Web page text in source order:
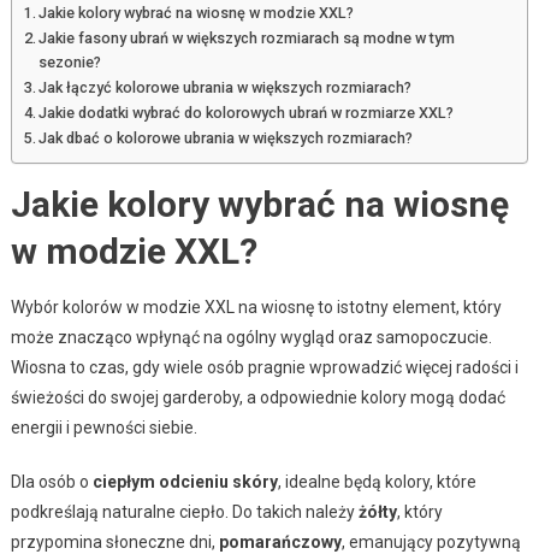
Jakie kolory wybrać na wiosnę w modzie XXL?
Jakie fasony ubrań w większych rozmiarach są modne w tym
sezonie?
Jak łączyć kolorowe ubrania w większych rozmiarach?
Jakie dodatki wybrać do kolorowych ubrań w rozmiarze XXL?
Jak dbać o kolorowe ubrania w większych rozmiarach?
Jakie kolory wybrać na wiosnę
w modzie XXL?
Wybór kolorów w modzie XXL na wiosnę to istotny element, który
może znacząco wpłynąć na ogólny wygląd oraz samopoczucie.
Wiosna to czas, gdy wiele osób pragnie wprowadzić więcej radości i
świeżości do swojej garderoby, a odpowiednie kolory mogą dodać
energii i pewności siebie.
Dla osób o ciepłym odcieniu skóry, idealne będą kolory, które
podkreślają naturalne ciepło. Do takich należyżółty, który
przypomina słoneczne dni, pomarańczowy, emanujący pozytywną